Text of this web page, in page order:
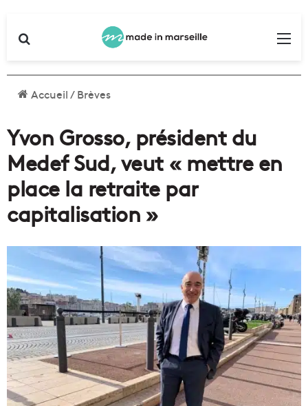
Accueil/Brèves
Yvon Grosso, président du
Medef Sud, veut « mettre en
place la retraite par
capitalisation »